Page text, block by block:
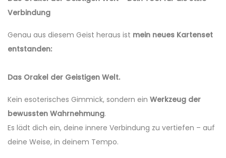
Verbindung
Genau aus diesem Geist heraus ist mein neues Kartenset
entstanden:
Das Orakel der Geistigen Welt.
Kein esoterisches Gimmick, sondern ein Werkzeug der
bewussten Wahrnehmung.
Es lädt dich ein, deine innere Verbindung zu vertiefen – auf
deine Weise, in deinem Tempo.